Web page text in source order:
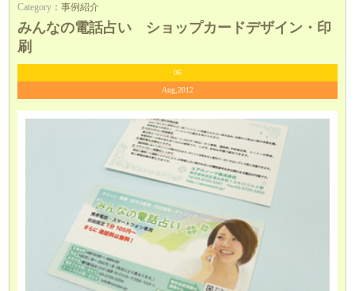
Category ：事例紹介
みんなの電話占い ショップカードデザイン・印
刷
06
Aug,2012